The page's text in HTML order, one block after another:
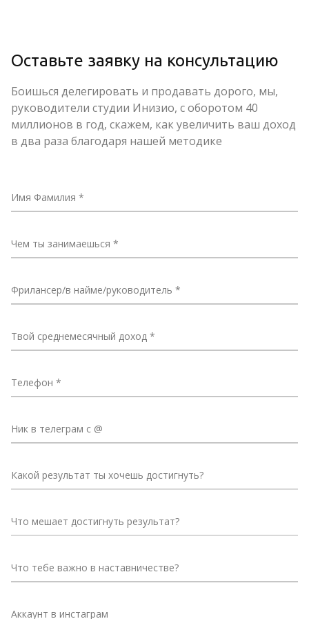
Оставьте заявку на консультацию
Боишься делегировать и продавать дорого, мы,
руководители студии Инизио, с оборотом 40
миллионов в год, скажем, как увеличить ваш доход
в два раза благодаря нашей методике
Имя Фамилия
Чем ты занимаешься
Фрилансер/в найме/руководитель
Твой среднемесячный доход
Телефон
Ник в телеграм с @
Какой результат ты хочешь достигнуть?
Что мешает достигнуть результат?
Что тебе важно в наставничестве?
Аккаунт в инстаграм